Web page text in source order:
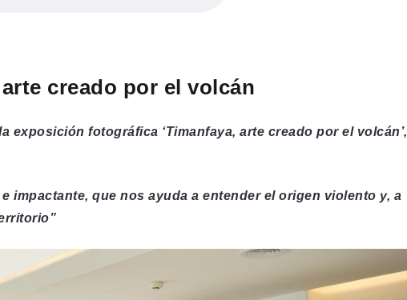
creado por el volcán
exposición fotográfica ‘Timanfaya, arte creado por el volcán’,
impactante, que nos ayuda a entender el origen violento y, a